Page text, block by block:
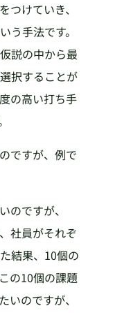
つけていき、
う手法です。
説の中から最
択することが
の高い打ち手
ですが、例で
のですが、
社員がそれぞ
結果、10個の
の10個の課題
いのですが、